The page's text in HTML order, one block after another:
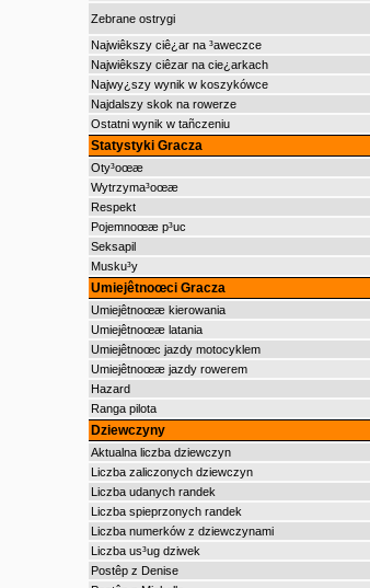
Zebrane ostrygi
Najwiêkszy ciê¿ar na ³aweczce
Najwiêkszy ciêzar na cie¿arkach
Najwy¿szy wynik w koszykówce
Najdalszy skok na rowerze
Ostatni wynik w tañczeniu
Statystyki Gracza
Oty³oœæ
Wytrzyma³oœæ
Respekt
Pojemnoœæ p³uc
Seksapil
Musku³y
Umiejêtnoœci Gracza
Umiejêtnoœæ kierowania
Umiejêtnoœæ latania
Umiejêtnoœc jazdy motocyklem
Umiejêtnoœæ jazdy rowerem
Hazard
Ranga pilota
Dziewczyny
Aktualna liczba dziewczyn
Liczba zaliczonych dziewczyn
Liczba udanych randek
Liczba spieprzonych randek
Liczba numerków z dziewczynami
Liczba us³ug dziwek
Postêp z Denise